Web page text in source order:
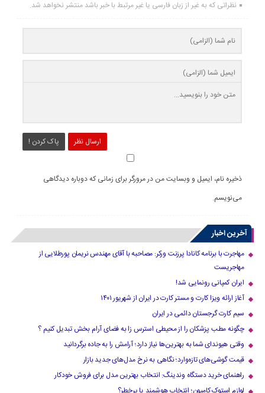
نظراتی که به غیر از زبان فارسی یا غیر مرتبط با خبر باشد منتشر نخواهد شد.
ارسال نظر پاک کردن !
ذخیره نام، ایمیل و وبسایت من در مرورگر برای زمانی که دوباره دیدگاهی
می‌نویسم.
آخرین اخبار
مهاجرت با برنامه کانادا پرزنت ورکر: مصاحبه با آقای مهندس نریمان پورطلایی از
مهاجریست
ایران کمپانی رونمایی شد!
آغاز ارائه ویزا کارت و مستر کارت در ایران از شهریور ۱۴۰۱
سیم کارت گرجستان دائمی در ایران
چگونه مطب پزشکان را از محیطی استرس زا به فضای آرام بخش تبدیل کنیم ؟
وقتی هیوندای شما به بهترین‌ها نیاز دارد؛ آرامش را به جاده برگردانید
قیمت گوشی‌های تازه‌وارد؛ نگاهی به نرخ مدل‌های جدید بازار
راهنمای خرید دستگاه وندینگ: انتخاب بهترین مدل برای فروش خودکار